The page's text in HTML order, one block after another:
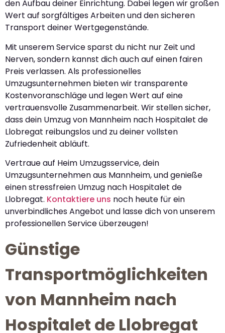
den Aufbau deiner Einrichtung. Dabei legen wir großen
Wert auf sorgfältiges Arbeiten und den sicheren
Transport deiner Wertgegenstände.
Mit unserem Service sparst du nicht nur Zeit und
Nerven, sondern kannst dich auch auf einen fairen
Preis verlassen. Als professionelles
Umzugsunternehmen bieten wir transparente
Kostenvoranschläge und legen Wert auf eine
vertrauensvolle Zusammenarbeit. Wir stellen sicher,
dass dein Umzug von Mannheim nach Hospitalet de
Llobregat reibungslos und zu deiner vollsten
Zufriedenheit abläuft.
Vertraue auf Heim Umzugsservice, dein
Umzugsunternehmen aus Mannheim, und genieße
einen stressfreien Umzug nach Hospitalet de
Llobregat. Kontaktiere uns noch heute für ein
unverbindliches Angebot und lasse dich von unserem
professionellen Service überzeugen!
Günstige
Transportmöglichkeiten
von Mannheim nach
Hospitalet de Llobregat